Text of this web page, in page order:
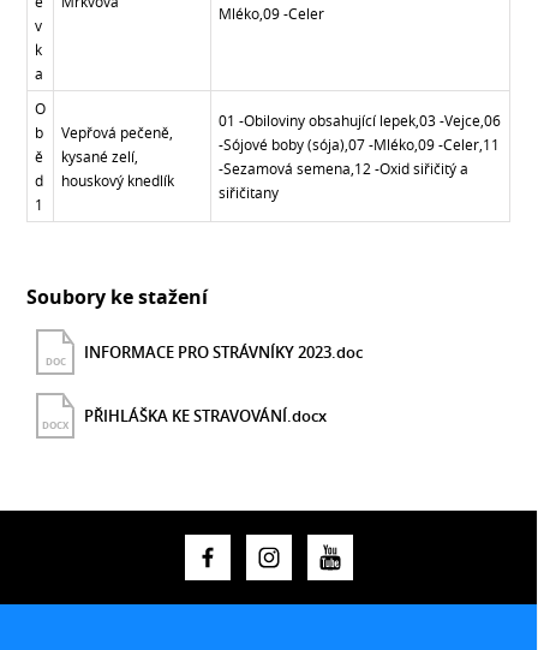
v
k
a
Mléko,09 -Celer
O
b
ě
d
1
Vepřová pečeně,
kysané zelí,
houskový knedlík
01 -Obiloviny obsahující lepek,03 -Vejce,06
-Sójové boby (sója),07 -Mléko,09 -Celer,11
-Sezamová semena,12 -Oxid siřičitý a
siřičitany
Soubory ke stažení
DOC INFORMACE PRO STRÁVNÍKY 2023.doc
DOCX PŘIHLÁŠKA KE STRAVOVÁNÍ.docx